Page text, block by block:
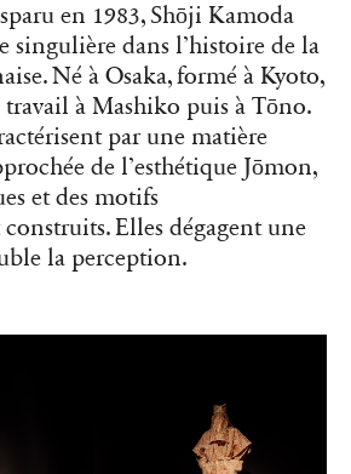
en 1983, Shōji Kamoda
singulière dans l’histoire de la
Né à Osaka, formé à Kyoto,
à Mashiko puis à Tōno.
par une matière
de l’esthétique Jōmon,
et des motifs
Elles dégagent une
la perception.